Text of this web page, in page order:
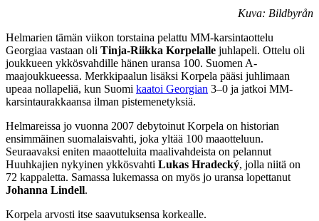
Kuva: Bildbyrån
Helmarien tämän viikon torstaina pelattu MM-karsintaottelu
Georgiaa vastaan oli Tinja-Riikka Korpelalle juhlapeli. Ottelu oli
joukkueen ykkösvahdille hänen uransa 100. Suomen A-
maajoukkueessa. Merkkipaalun lisäksi Korpela pääsi juhlimaan
upeaa nollapeliä, kun Suomi kaatoi Georgian 3–0 ja jatkoi MM-
karsintaurakkaansa ilman pistemenetyksiä.
Helmareissa jo vuonna 2007 debytoinut Korpela on historian
ensimmäinen suomalaisvahti, joka yltää 100 maaotteluun.
Seuraavaksi eniten maaotteluita maalivahdeista on pelannut
Huuhkajien nykyinen ykkösvahti Lukas Hradecký, jolla niitä on
72 kappaletta. Samassa lukemassa on myös jo uransa lopettanut
Johanna Lindell.
Korpela arvosti itse saavutuksensa korkealle.